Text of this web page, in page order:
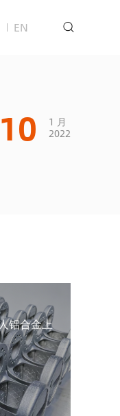
EN
10
1 月
2022
铝合金上